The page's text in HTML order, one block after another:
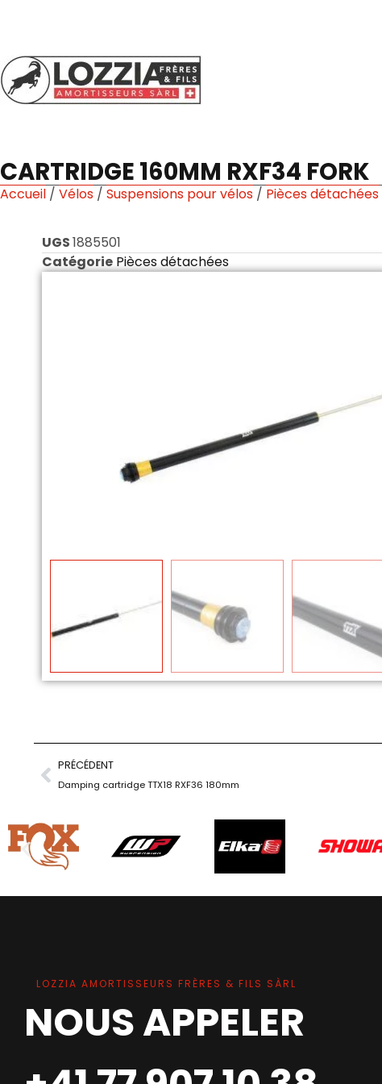
CARTRIDGE 160MM RXF34 FORK
Accueil / Vélos / Suspensions pour vélos / Pièces détachées
UGS1885501
Catégorie Pièces détachées
PRÉCÉDENT
Damping cartridge TTX18 RXF36 180mm
LOZZIA AMORTISSEURS FRÈRES & FILS SÀRL
NOUS APPELER